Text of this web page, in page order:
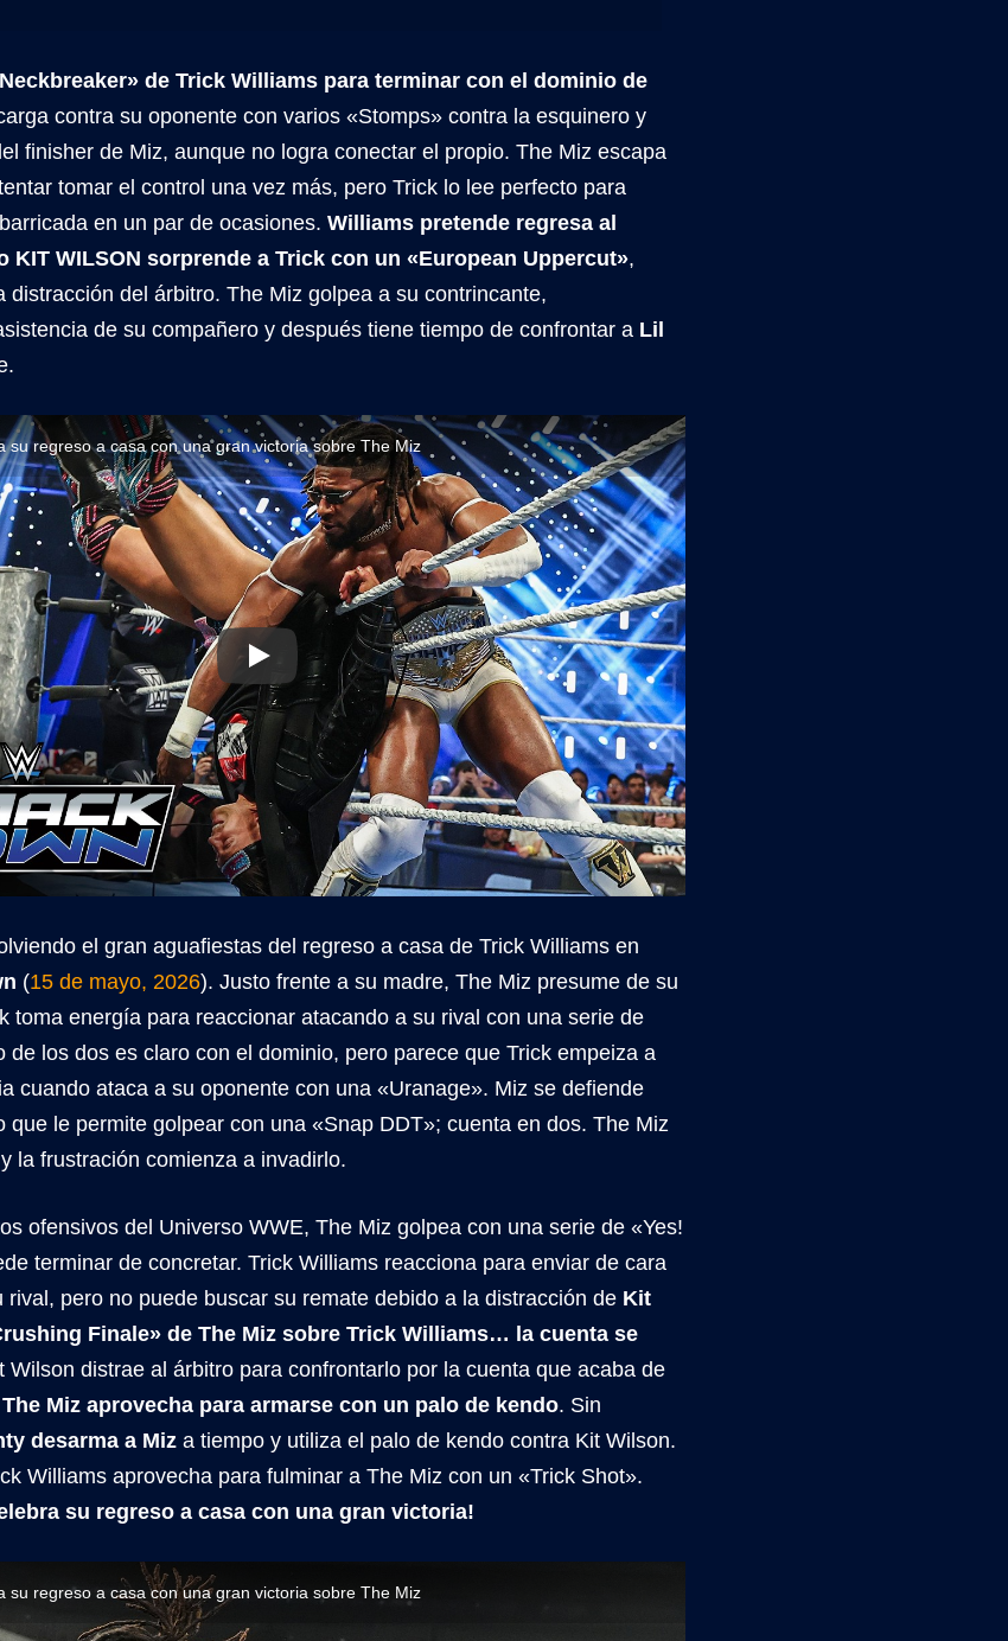
de Trick Williams para terminar con el dominio de
contra su oponente con varios «Stomps» contra la esquinero y
finisher de Miz, aunque no logra conectar el propio. The Miz escapa
tomar el control una vez más, pero Trick lo lee perfecto para
en un par de ocasiones. Williams pretende regresa al
KIT WILSON sorprende a Trick con un «European Uppercut»,
distracción del árbitro. The Miz golpea a su contrincante,
de su compañero y después tiene tiempo de confrontar a Lil
su regreso a casa con una gran victoria sobre The Miz
el gran aguafiestas del regreso a casa de Trick Williams en
(15 de mayo, 2026). Justo frente a su madre, The Miz presume de su
toma energía para reaccionar atacando a su rival con una serie de
de los dos es claro con el dominio, pero parece que Trick empeiza a
cuando ataca a su oponente con una «Uranage». Miz se defiende
que le permite golpear con una «Snap DDT»; cuenta en dos. The Miz
la frustración comienza a invadirlo.
ofensivos del Universo WWE, The Miz golpea con una serie de «Yes!
terminar de concretar. Trick Williams reacciona para enviar de cara
rival, pero no puede buscar su remate debido a la distracción de Kit
Finale» de The Miz sobre Trick Williams… la cuenta se
Wilson distrae al árbitro para confrontarlo por la cuenta que acaba de
The Miz aprovecha para armarse con un palo de kendo. Sin
desarma a Miz a tiempo y utiliza el palo de kendo contra Kit Wilson.
Williams aprovecha para fulminar a The Miz con un «Trick Shot».
su regreso a casa con una gran victoria!
su regreso a casa con una gran victoria sobre The Miz